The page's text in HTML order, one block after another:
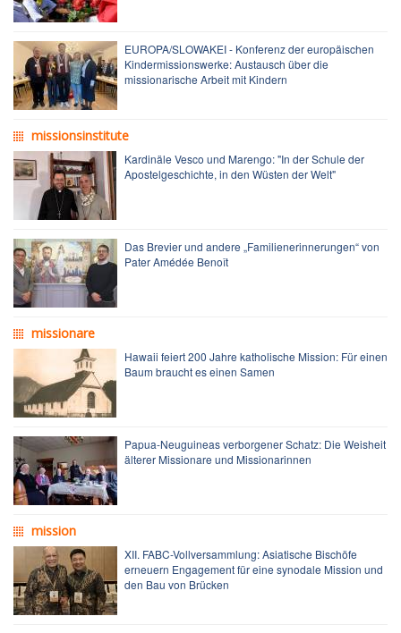
EUROPA/SLOWAKEI - Konferenz der europäischen
Kindermissionswerke: Austausch über die
missionarische Arbeit mit Kindern
missionsinstitute
Kardinäle Vesco und Marengo: "In der Schule der
Apostelgeschichte, in den Wüsten der Welt"
Das Brevier und andere „Familienerinnerungen“ von
Pater Amédée Benoît
missionare
Hawaii feiert 200 Jahre katholische Mission: Für einen
Baum braucht es einen Samen
Papua-Neuguineas verborgener Schatz: Die Weisheit
älterer Missionare und Missionarinnen
mission
XII. FABC-Vollversammlung: Asiatische Bischöfe
erneuern Engagement für eine synodale Mission und
den Bau von Brücken